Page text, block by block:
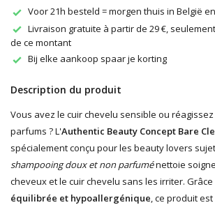
Voor 21h besteld = morgen thuis in België
Livraison gratuite à partir de 29 €,
de ce montant
Bij elke aankoop spaar je korting
Description du produit
Vous avez le cuir chevelu sensible ou
parfums ? L'Authentic Beauty Concept Bare
spécialement conçu pour les beauty lovers
shampooing doux et non parfuménettoie
cheveux et le cuir chevelu sans les irriter. Grâce
équilibrée et hypoallergénique , ce produit est